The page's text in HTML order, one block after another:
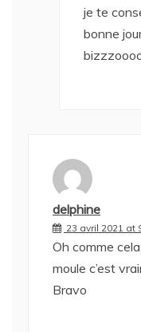
je te
bonne
delphine
23 avril 2021 at
Oh comme
moule c’est
Bravo